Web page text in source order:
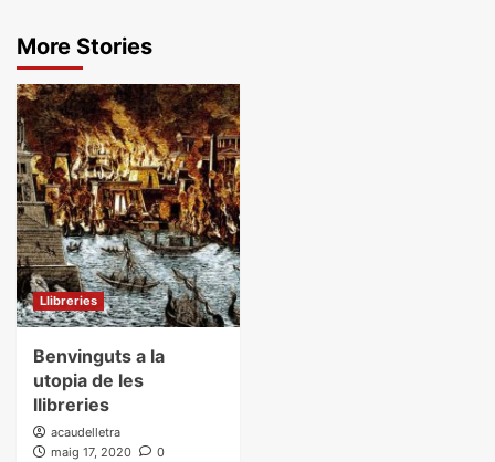
More Stories
Llibreries
Benvinguts a la
utopia de les
llibreries
acaudelletra
maig 17, 2020
0